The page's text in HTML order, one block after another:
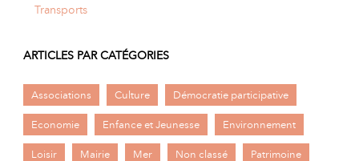
Transports
ARTICLES PAR CATÉGORIES
Associations Culture Démocratie participative
Economie Enfance et Jeunesse Environnement
Loisir Mairie Mer Non classé Patrimoine